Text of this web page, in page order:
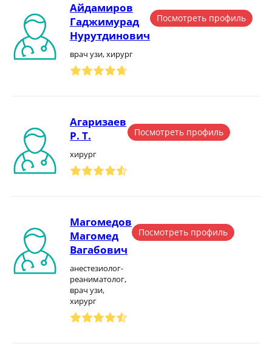
Айдамиров
Гаджимурад
Нурутдинович
врач узи, хирург
Посмотреть профиль
Агаризаев
Р. Т.
хирург
Посмотреть профиль
Магомедов
Магомед
Вагабович
анестезиолог-
реаниматолог,
врач узи,
хирург
Посмотреть профиль